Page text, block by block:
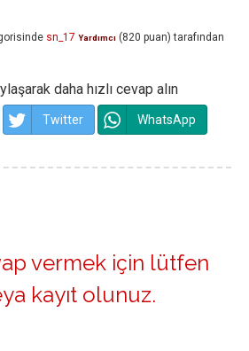
sn_17 Yardımcı (820 puan) tarafından
daha hızlı cevap alın
Twitter WhatsApp
vermek için lütfen
kayıt olunuz.